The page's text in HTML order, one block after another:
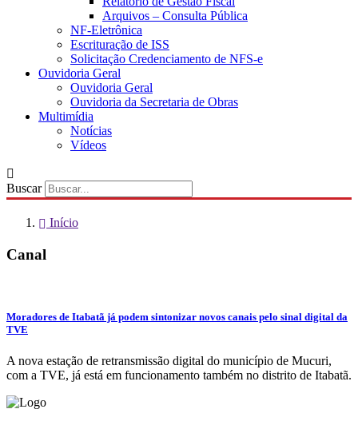
Arquivos – Consulta Pública
NF-Eletrônica
Escrituração de ISS
Solicitação Credenciamento de NFS-e
Ouvidoria Geral
Ouvidoria Geral
Ouvidoria da Secretaria de Obras
Multimídia
Notícias
Vídeos
Buscar
Início
Canal
Moradores de Itabatã já podem sintonizar novos canais pelo sinal digital da
TVE
A nova estação de retransmissão digital do município de Mucuri,
com a TVE, já está em funcionamento também no distrito de Itabatã.